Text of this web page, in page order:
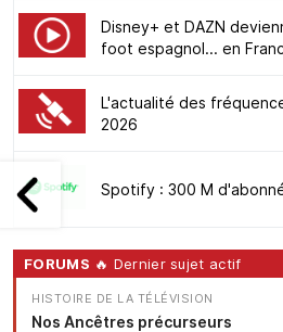
Disney+ et DAZN
foot espagnol... en
L'actualité des
2026
Spotify : 300 M
FORUMS 🔥 Dernier sujet actif
HISTOIRE DE LA TÉLÉVISION
Nos Ancêtres précurseurs